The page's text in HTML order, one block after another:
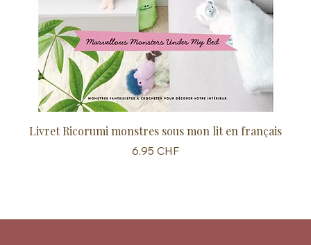
Livret Ricorumi monstres sous mon lit en français
Prix
6.95 CHF